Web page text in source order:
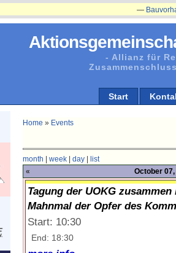
- Allianz für
Start
Home » Events
month week| day|
list
«
October
Tagung der UOKG
Mahnmal der Opfer des
Start: 10:30
End: 18:30